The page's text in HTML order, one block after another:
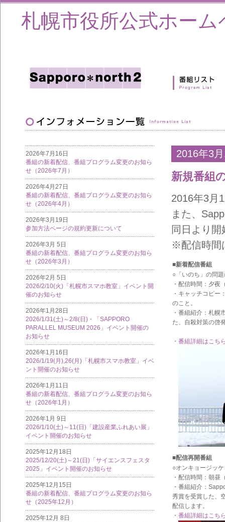
札幌市役所公式ホーム
2026年7月16日
番組の新着配信、番組プログラム変更のお知ら
せ（2026年7月）
2026年4月27日
番組の新着配信、番組プログラム変更のお知ら
せ（2026年4月）
2026年3月19日
参加方法ページの規約更新について
2026年3月 5日
番組の新着配信、番組プログラム変更のお知ら
せ（2026年3月）
2026年2月 5日
2026/2/10(火)「札幌市スマホ教室」イベント開
催のお知らせ
2026年1月28日
2026/1/31(土)～2/8(日)・「SAPPORO
PARALLEL MUSEUM 2026」イベント開催の
お知らせ
2026年1月16日
2026/1/19(月),26(月)「札幌市スマホ教室」イベ
ント開催のお知らせ
2026年1月11日
番組の新着配信、番組プログラム変更のお知ら
せ（2026年1月）
2026年1月 9日
2026/1/10(土)～11(日)「建設産業ふれあい展」
イベント開催のお知らせ
2025年12月18日
2025/12/20(土)～21(日)「サイエンスフェスタ
2025」イベント開催のお知らせ
2025年12月15日
番組の新着配信、番組プログラム変更のお知ら
せ（2025年12月）
2025年12月 8日
2016年3
新規番組
2016年3月
また、
同日より
※配信時間
■新着配信番組
○「いのち」の問
・配信時間：夕夜
・キャッチコピー
のこと。
・番組紹介：札幌
た、自殺対策の啓
・ 番組詳細はこち
■配信再開番組
○オンキョージッ
・配信時間：朝昼
・番組紹介：
秀賞を受賞した、
配信します。
・ 番組詳細はこち